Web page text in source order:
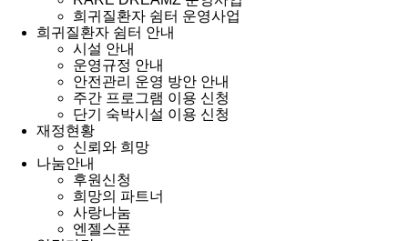
희귀질환자 쉼터 운영사업
희귀질환자 쉼터 안내
시설 안내
운영규정 안내
안전관리 운영 방안 안내
주간 프로그램 이용 신청
단기 숙박시설 이용 신청
재정현황
신뢰와 희망
나눔안내
후원신청
희망의 파트너
사랑나눔
엔젤스푼